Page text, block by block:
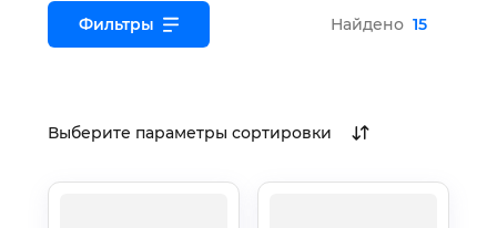
Фильтры Найдено 15
Выберите параметры сортировки